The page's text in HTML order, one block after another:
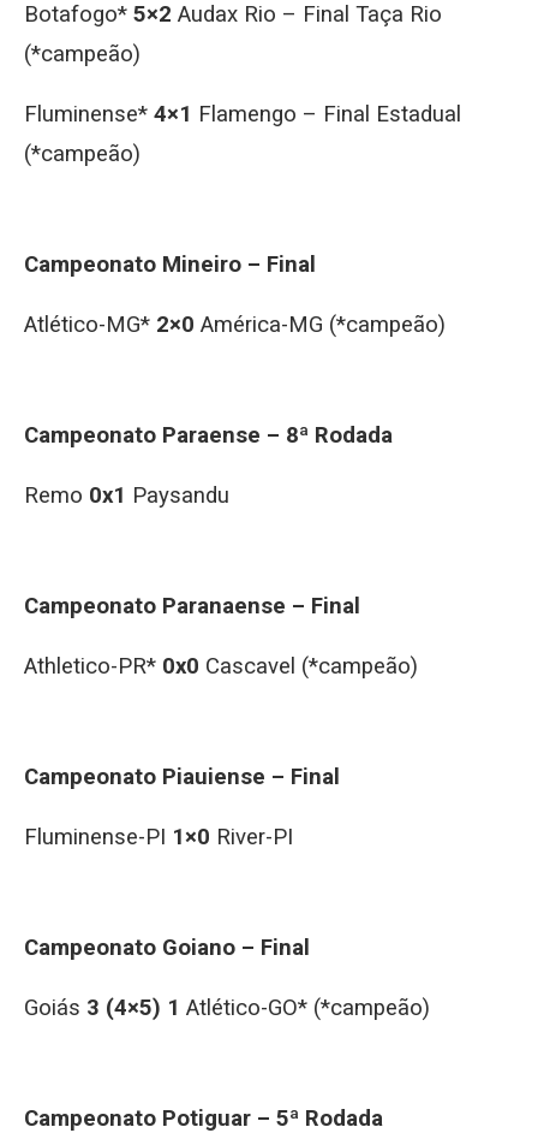
Botafogo* 5×2 Audax Rio – Final Taça Rio
(*campeão)
Fluminense* 4×1 Flamengo – Final Estadual
(*campeão)
Campeonato Mineiro – Final
Atlético-MG* 2×0 América-MG (*campeão)
Campeonato Paraense – 8ª Rodada
Remo 0x1 Paysandu
Campeonato Paranaense – Final
Athletico-PR* 0x0 Cascavel (*campeão)
Campeonato Piauiense – Final
Fluminense-PI 1×0 River-PI
Campeonato Goiano – Final
Goiás 3 (4×5) 1 Atlético-GO* (*campeão)
Campeonato Potiguar – 5ª Rodada